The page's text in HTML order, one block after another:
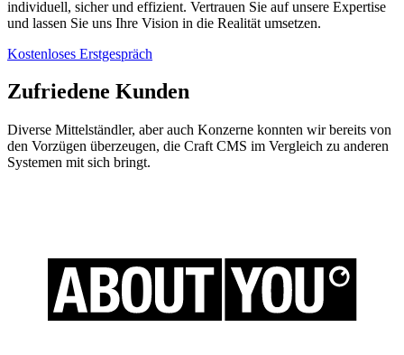
individuell, sicher und effizient. Vertrauen Sie auf unsere Expertise
und lassen Sie uns Ihre Vision in die Realität umsetzen.
Kostenloses Erstgespräch
Zufriedene Kunden
Diverse Mittelständler, aber auch Konzerne konnten wir bereits von
den Vorzügen überzeugen, die Craft CMS im Vergleich zu anderen
Systemen mit sich bringt.